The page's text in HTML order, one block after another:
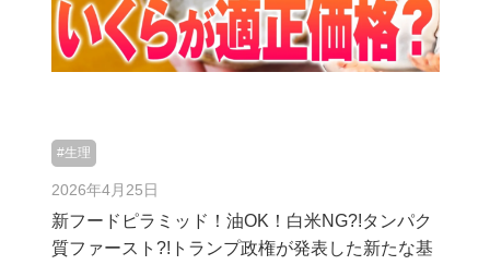
#生理
2026年4月25日
新フードピラミッド！油OK！白米NG?!タンパク
質ファースト?!トランプ政権が発表した新たな基